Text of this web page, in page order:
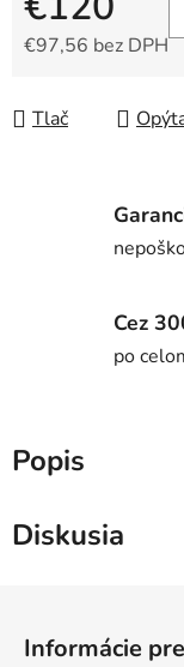
€97,56 bez DPH
Tlač
Cez
po
Popis
Diskusia
Informácie